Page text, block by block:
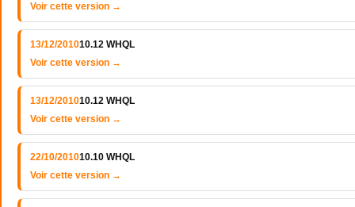
Voir cette version →
13/12/201010.12 WHQL
Voir cette version →
13/12/201010.12 WHQL
Voir cette version →
22/10/201010.10 WHQL
Voir cette version →